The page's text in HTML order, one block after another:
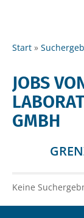
Start
JOBS
GMBH
Keine